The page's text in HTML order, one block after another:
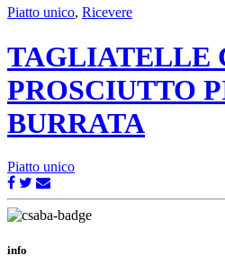
Piatto unico, Ricevere
TAGLIATELLE
PROSCIUTTO
BURRATA
Piatto unico
info